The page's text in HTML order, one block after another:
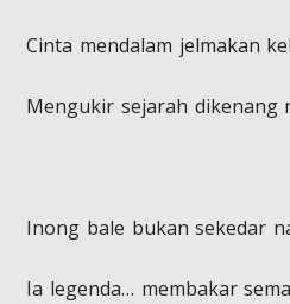
Cinta mendalam jelmakan
Mengukir sejarah dikenang
​Inong bale bukan sekedar
Ia legenda… membakar